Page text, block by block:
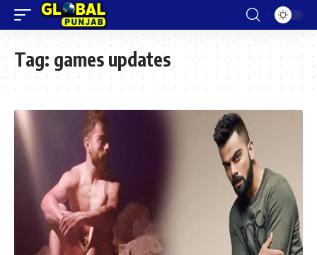
Tag: games updates